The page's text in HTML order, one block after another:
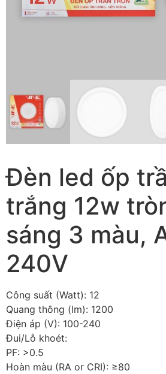
Đèn led ốp
trắng 12w
sáng 3 màu,
240V
Công suất (Watt): 12
Quang thông (lm): 1200
Điện áp (V): 100-240
Đui/Lỗ khoét:
PF: >0.5
Hoàn màu (RA or CRI): ≥80